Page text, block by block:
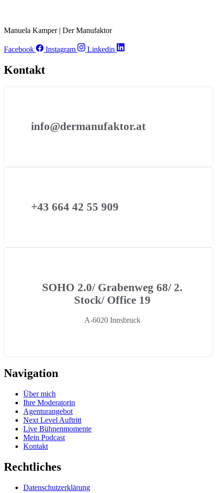
Manuela Kamper | Der Manufaktor
Facebook Instagram Linkedin
Kontakt
info@dermanufaktor.at
+43 664 42 55 909
SOHO 2.0/ Grabenweg 68/ 2.
Stock/ Office 19
A-6020 Innsbruck
Navigation
Über mich
Ihre Moderatorin
Agenturangebot
Next Level Auftritt
Live Bühnenmomente
Mein Podcast
Kontakt
Rechtliches
Datenschutzerklärung